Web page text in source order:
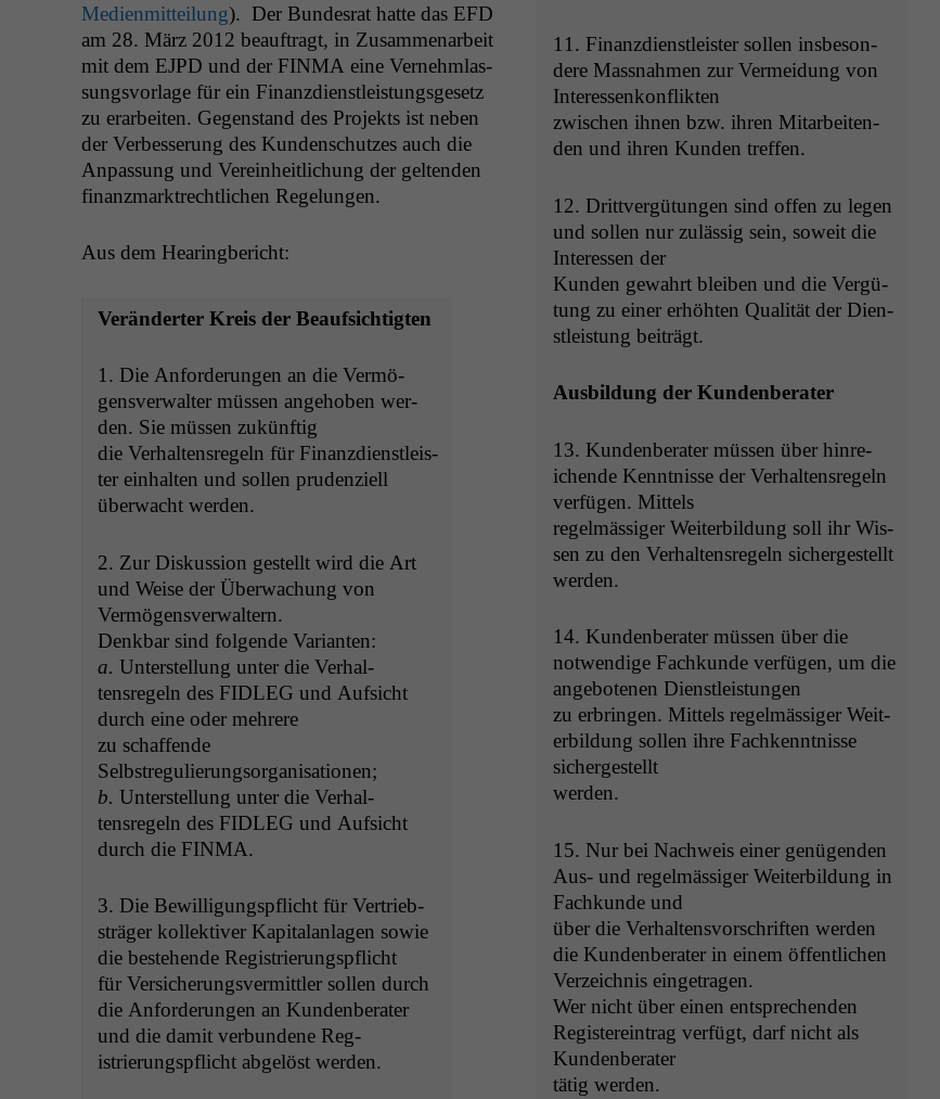
Medi­en­mit­teilung). Der Bun­desrat hat­te das EFD
am 28. März 2012 beauf­tragt, in Zusam­me­nar­beit
mit dem EJPD und der FINMA eine Vernehm­las­
sungsvor­lage für ein Finanz­di­en­stleis­tungs­ge­setz
zu erar­beit­en. Gegen­stand des Pro­jek­ts ist neben
der Verbesserung des Kun­den­schutzes auch die
Anpas­sung und Vere­in­heitlichung der gel­tenden
finanz­mark­trechtlichen Regelungen.
Aus dem Hearingbericht:
Verän­dert­er Kreis der Beaufsichtigten
1. Die Anforderun­gen an die Ver­mö­
gensver­wal­ter müssen ange­hoben wer­
den. Sie müssen zukünftig
die Ver­hal­tensregeln für Finanz­di­en­stleis­
ter ein­hal­ten und sollen pru­den­ziell
überwacht werden.
2. Zur Diskus­sion gestellt wird die Art
und Weise der Überwachung von
Vermögensverwaltern.
Denkbar sind fol­gende Varianten:
a. Unter­stel­lung unter die Ver­hal­
tensregeln des FIDLEG und Auf­sicht
durch eine oder mehrere
zu schaf­fende
Selbstregulierungsorganisationen;
b. Unter­stel­lung unter die Ver­hal­
tensregeln des FIDLEG und Auf­sicht
durch die FINMA.
3. Die Bewil­li­gungspflicht für Ver­trieb­
sträger kollek­tiv­er Kap­i­ta­lan­la­gen sowie
die beste­hende Registrierungspflicht
für Ver­sicherungsver­mit­tler sollen durch
die Anforderun­gen an Kundenberater
und die damit ver­bun­dene Reg­
istrierungspflicht abgelöst werden.
11. Finanz­di­en­stleis­ter sollen ins­beson­
dere Mass­nah­men zur Ver­mei­dung von
Interessenkonflikten
zwis­chen ihnen bzw. ihren Mitar­bei­t­en­
den und ihren Kun­den treffen.
12. Drittvergü­tun­gen sind offen zu leg­en
und sollen nur zuläs­sig sein, soweit die
Inter­essen der
Kun­den gewahrt bleiben und die Vergü­
tung zu ein­er erhöht­en Qual­ität der Dien­
stleis­tung beiträgt.
Aus­bil­dung der Kundenberater
13. Kun­den­ber­ater müssen über hin­re­
ichende Ken­nt­nisse der Ver­hal­tensregeln
ver­fü­gen. Mittels
regelmäs­siger Weit­er­bil­dung soll ihr Wis­
sen zu den Ver­hal­tensregeln sichergestellt
werden.
14. Kun­den­ber­ater müssen über die
notwendi­ge Fachkunde ver­fü­gen, um die
ange­bote­nen Dienstleistungen
zu erbrin­gen. Mit­tels regelmäs­siger Weit­
er­bil­dung sollen ihre Fachken­nt­nisse
sichergestellt
werden.
15. Nur bei Nach­weis ein­er genü­gen­den
Aus- und regelmäs­siger Weit­er­bil­dung in
Fachkunde und
über die Ver­hal­tensvorschriften wer­den
die Kun­den­ber­ater in einem öffentlichen
Verze­ich­nis eingetragen.
Wer nicht über einen entsprechen­den
Reg­is­tere­in­trag ver­fügt, darf nicht als
Kundenberater
tätig werden.